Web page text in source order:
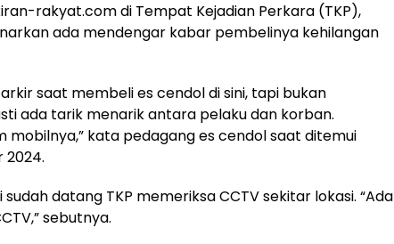
rakyat.com di Tempat Kejadian Perkara (TKP),
ada mendengar kabar pembelinya kehilangan
saat membeli es cendol di sini, tapi bukan
ada tarik menarik antara pelaku dan korban.
mobilnya,” kata pedagang es cendol saat ditemui
2024.
datang TKP memeriksa CCTV sekitar lokasi. “Ada
sebutnya.